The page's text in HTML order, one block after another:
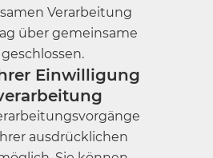
Verarbeitung
über gemeinsame
Einwilligung
ausdrücklichen